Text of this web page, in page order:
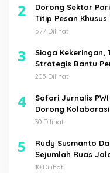
2
Dorong Sektor
Titip Pesan
Kabupaten Bogor
577 Dilihat
3
Siaga Kekeringan,
Strategis Bantu
205 Dilihat
4
Safari Jurnalis
Dorong
30 Dilihat
5
Rudy Susmanto
Sejumlah Ruas
Diresmikan
10 Dilihat